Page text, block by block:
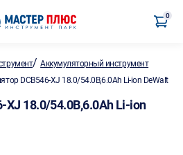
0
/Аккумуляторный инструмент
DCB546-XJ 18.0/54.0В,6.0Ah Li-ion DeWalt
XJ 18.0/54.0В,6.0Ah Li-ion